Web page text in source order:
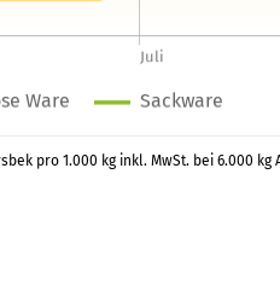
pro 1.000 kg inkl. MwSt. bei 6.000 kg